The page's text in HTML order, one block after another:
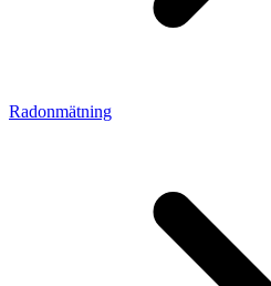
Radonmätning